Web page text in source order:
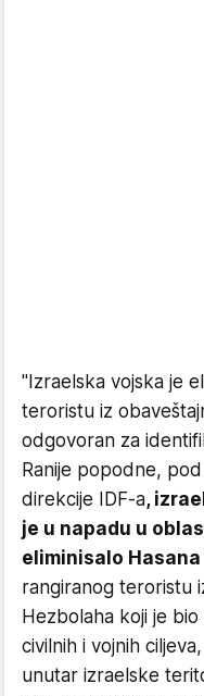
"Izraelska vojska je
teroristu iz
odgovoran za
Ranije popodne,
direkcije IDF-a,
je u napadu u
eliminisalo
rangiranog teroristu
Hezbolaha koji je
civilnih i vojnih
unutar izraelske